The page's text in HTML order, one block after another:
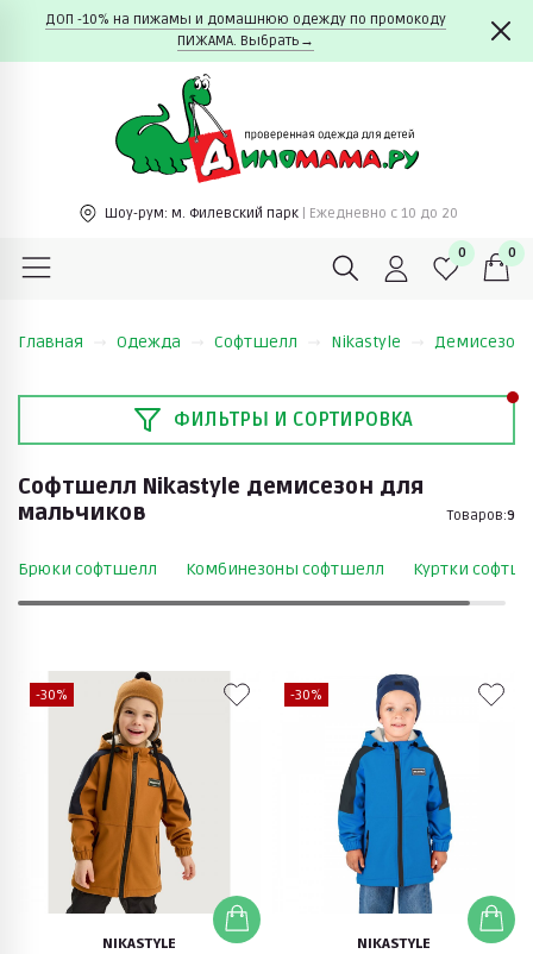
ДОП -10% на пижамы и домашнюю одежду по промокоду
ПИЖАМА. Выбрать→
Шоу-рум: м. Филевский парк | Ежедневно c 10 до 20
0 0
Главная Одежда Софтшелл Nikastyle Демисезон
ФИЛЬТРЫ И СОРТИРОВКА
Софтшелл Nikastyle демисезон для
мальчиков
Товаров:9
Брюки софтшелл Комбинезоны софтшелл Куртки
-30%
NIKASTYLE
-30%
NIKASTYLE